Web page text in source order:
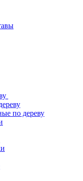
по дереву